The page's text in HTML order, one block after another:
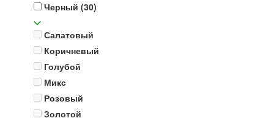
Черный (30)
Салатовый
Коричневый
Голубой
Микс
Розовый
Золотой